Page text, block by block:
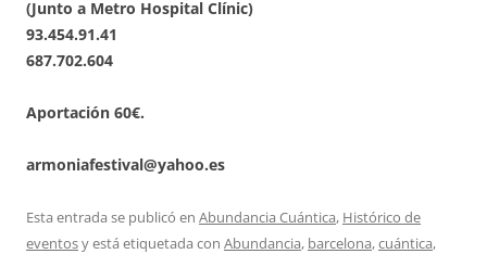
(Junto a Metro Hospital Clínic)
93.454.91.41
687.702.604
Aportación 60€.
armoniafestival@yahoo.es
Esta entrada se publicó en Abundancia Cuántica, Histórico de
eventosy está etiquetada con Abundancia, barcelona,cuántica,